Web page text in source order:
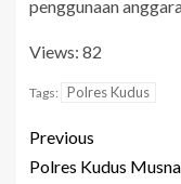
penggunaan
Views: 82
Tags: Polres Kudus
Previous
Polres Kudus